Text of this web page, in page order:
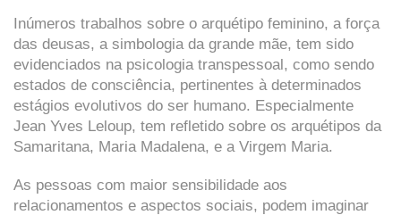
Inúmeros trabalhos sobre o arquétipo feminino, a força
das deusas, a simbologia da grande mãe, tem sido
evidenciados na psicologia transpessoal, como sendo
estados de consciência, pertinentes à determinados
estágios evolutivos do ser humano. Especialmente
Jean Yves Leloup, tem refletido sobre os arquétipos da
Samaritana, Maria Madalena, e a Virgem Maria.
As pessoas com maior sensibilidade aos
relacionamentos e aspectos sociais, podem imaginar